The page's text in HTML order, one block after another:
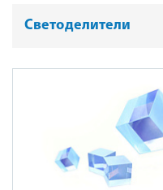
Светоделители